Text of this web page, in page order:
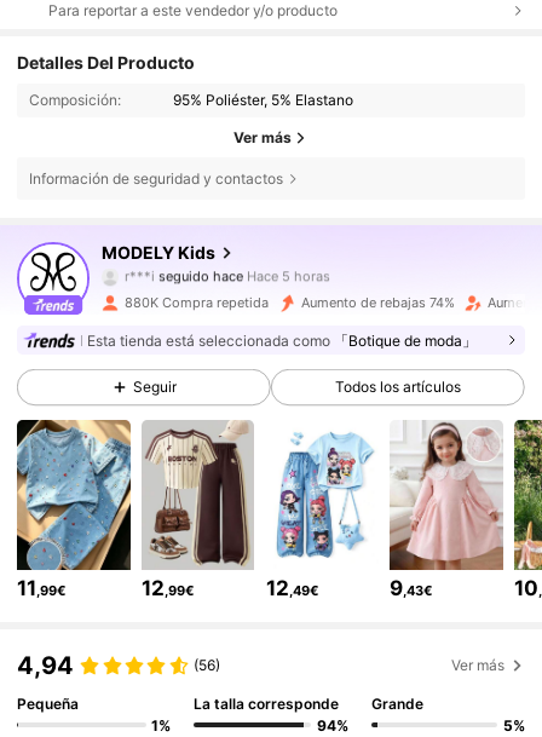
Para reportar a este vendedor y/o producto
Detalles Del Producto
Composición: 95% Poliéster, 5% Elastano
Ver más
Información de seguridad y contactos
MODELY Kids
r***iseguido hace
n***nestá navegando
4,86
271K Seguidores
4,86 271K Seguidores
4,86 271K Seguidores
271K Seguidores
271K Seguidores
880K Compra repetida Aumento de rebajas 74%
Esta tienda está seleccionada como 「Botique de moda」
Seguir Todos los artículos
11,99€ 12,99€ 12,49€ 9,43€ 10
4,94 (56) Ver más
Pequeña
1%
La talla corresponde
94%
Grande
5%